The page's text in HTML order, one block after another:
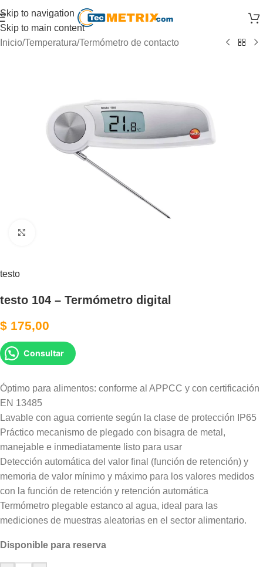
Skip to navigation
Skip to main content
Inicio/Temperatura/Termómetro de contacto
testo
testo 104 – Termómetro digital
$ 175,00
Consultar
Óptimo para alimentos: conforme al APPCC y con certificación
EN 13485
Lavable con agua corriente según la clase de protección IP65
Práctico mecanismo de plegado con bisagra de metal,
manejable e inmediatamente listo para usar
Detección automática del valor final (función de retención) y
memoria de valor mínimo y máximo para los valores medidos
con la función de retención y retención automática
Termómetro plegable estanco al agua, ideal para las
mediciones de muestras aleatorias en el sector alimentario.
Disponible para reserva